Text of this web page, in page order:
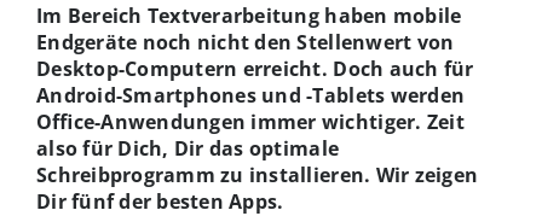
Im Bereich Textverarbeitung haben mobile
Endgeräte noch nicht den Stellenwert von
Desktop-Computern erreicht. Doch auch für
Android-Smartphones und -Tablets werden
Office-Anwendungen immer wichtiger. Zeit
also für Dich, Dir das optimale
Schreibprogramm zu installieren. Wir zeigen
Dir fünf der besten Apps.